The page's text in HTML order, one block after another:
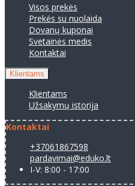
Visos prekės
Prekės su nuolaida
Dovanų kuponai
Svetainės medis
Kontaktai
Klientams
Klientams
Užsakymų istorija
Kontaktai
+37061867598
pardavimai@eduko.lt
I-V: 8:00 - 17:00